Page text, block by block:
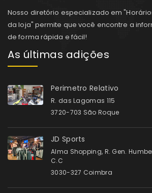
Nosso diretório especializado em
da loja" permite que você encontre a
de forma rápida e fácil!
As últimas adições
Perimetro Relativo
R. das Lagomas 115
3720-703 São Roque
JD Sports
Alma Shopping, R. Gen.
C.C
3030-327 Coimbra